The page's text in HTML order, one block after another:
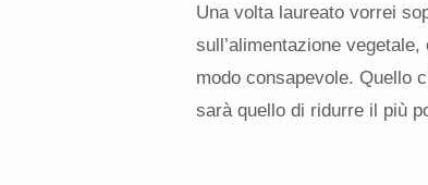
Una volta laureato vorrei
sull’alimentazione
modo consapevole. Quello
sarà quello di ridurre il più